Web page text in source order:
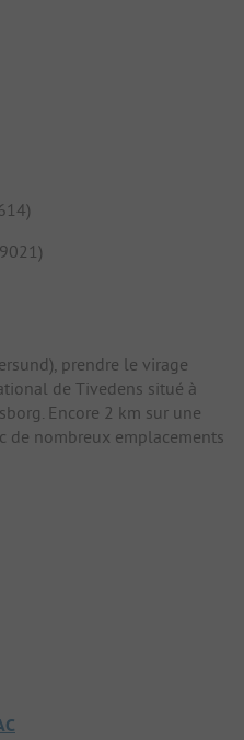
prendre le virage
de Tivedens situé à
Encore 2 km sur une
de nombreux emplacements